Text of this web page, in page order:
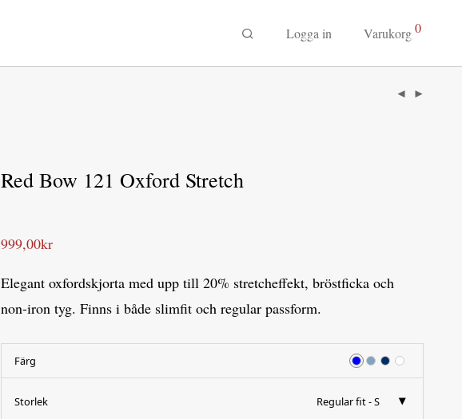
Logga in Varukorg0
Red Bow 121 Oxford Stretch
999,00kr
Elegant oxfordskjorta med upp till 20% stretcheffekt, bröstficka och
non-iron tyg. Finns i både slimfit och regular passform.
Färg
Storlek Regular fit - S